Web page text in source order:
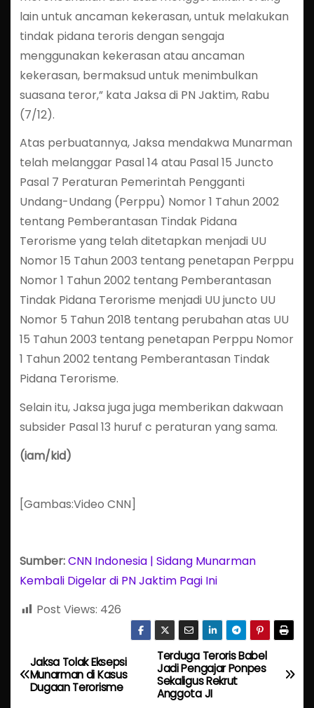
lain untuk ancaman kekerasan, untuk melakukan
tindak pidana teroris dengan sengaja
menggunakan kekerasan atau ancaman
kekerasan, bermaksud untuk menimbulkan
suasana teror,” kata Jaksa di PN Jaktim, Rabu
(7/12).
Atas perbuatannya, Jaksa mendakwa Munarman
telah melanggar Pasal 14 atau Pasal 15 Juncto
Pasal 7 Peraturan Pemerintah Pengganti
Undang-Undang (Perppu) Nomor 1 Tahun 2002
tentang Pemberantasan Tindak Pidana
Terorisme yang telah ditetapkan menjadi UU
Nomor 15 Tahun 2003 tentang penetapan Perppu
Nomor 1 Tahun 2002 tentang Pemberantasan
Tindak Pidana Terorisme menjadi UU juncto UU
Nomor 5 Tahun 2018 tentang perubahan atas UU
15 Tahun 2003 tentang penetapan Perppu Nomor
1 Tahun 2002 tentang Pemberantasan Tindak
Pidana Terorisme.
Selain itu, Jaksa juga juga memberikan dakwaan
subsider Pasal 13 huruf c peraturan yang sama.
(iam/kid)
[Gambas:Video CNN]
Sumber:CNN Indonesia | Sidang Munarman
Kembali Digelar di PN Jaktim Pagi Ini
Post Views: 426
P
o
Terduga Teroris Babel
Jadi Pengajar Ponpes
Sekaligus Rekrut
Anggota JI
Jaksa Tolak Eksepsi
Munarman di Kasus
Dugaan Terorisme